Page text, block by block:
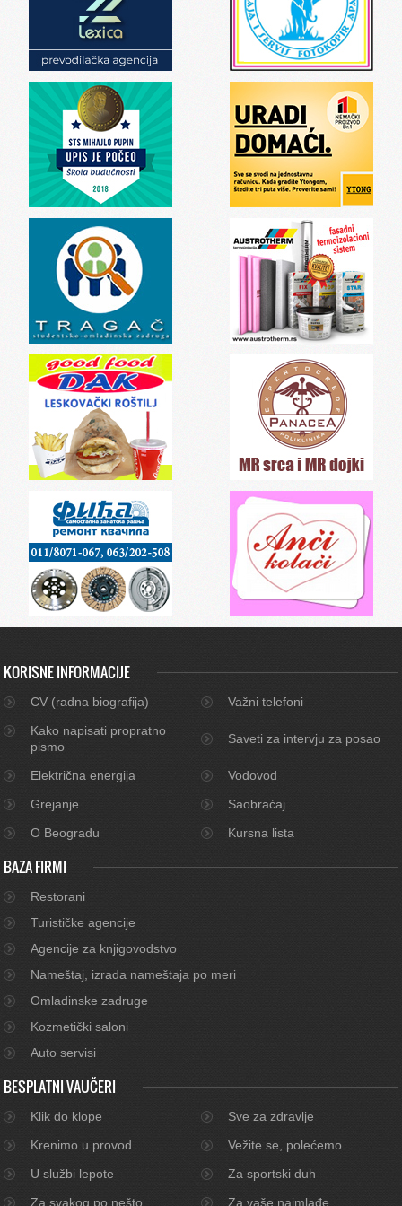
KORISNE INFORMACIJE
CV (radna biografija)
Važni telefoni
Kako napisati propratno
pismo
Saveti za intervju za posao
Električna energija
Vodovod
Grejanje
Saobraćaj
O Beogradu
Kursna lista
BAZA FIRMI
Restorani
Turističke agencije
Agencije za knjigovodstvo
Nameštaj, izrada nameštaja po meri
Omladinske zadruge
Kozmetički saloni
Auto servisi
BESPLATNI VAUČERI
Klik do klope
Sve za zdravlje
Krenimo u provod
Vežite se, polećemo
U službi lepote
Za sportski duh
Za svakog po nešto
Za vaše najmlađe